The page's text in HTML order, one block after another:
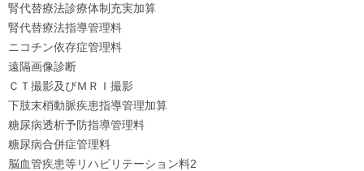
腎代替療法診療体制充実加算
腎代替療法指導管理料
ニコチン依存症管理料
遠隔画像診断
ＣＴ撮影及びＭＲＩ撮影
下肢末梢動脈疾患指導管理加算
糖尿病透析予防指導管理料
糖尿病合併症管理料
脳血管疾患等リハビリテーション料2